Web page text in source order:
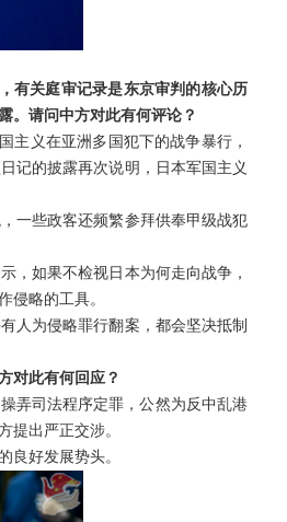
有关庭审记录是东京审判的核心历
。请问中方对此有何评论？
主义在亚洲多国犯下的战争暴行，
记的披露再次说明，日本军国主义
一些政客还频繁参拜供奉甲级战犯
，如果不检视日本为何走向战争，
侵略的工具。
人为侵略罪行翻案，都会坚决抵制
对此有何回应？
弄司法程序定罪，公然为反中乱港
提出严正交涉。
良好发展势头。